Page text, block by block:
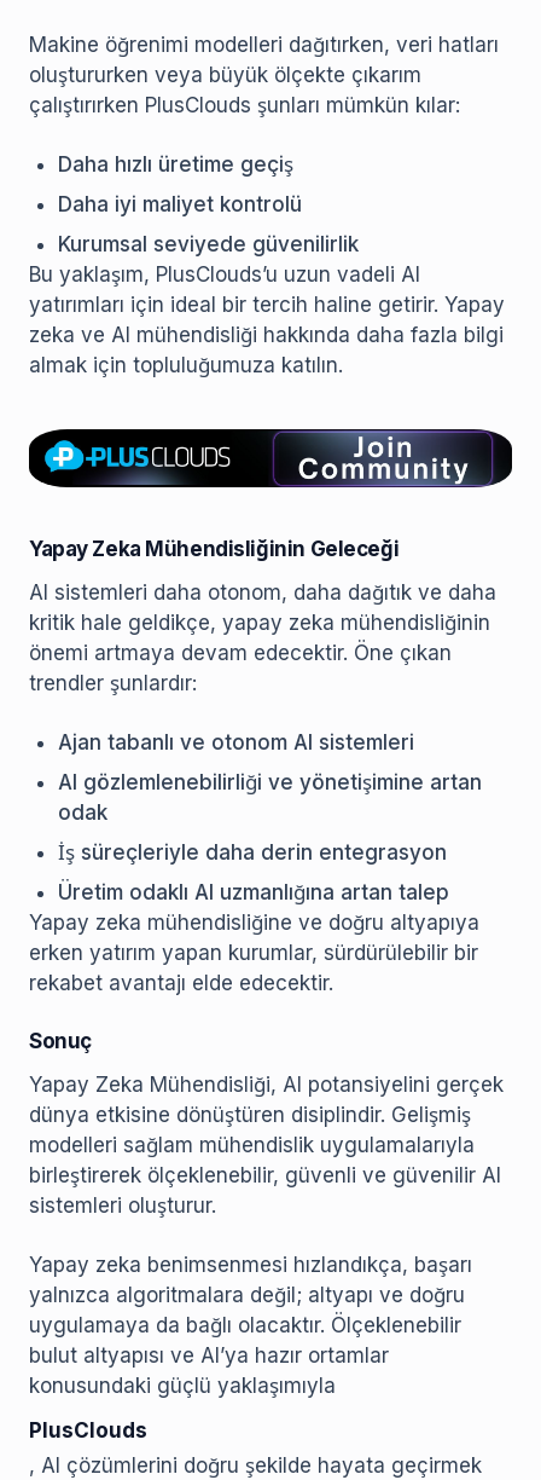
Makine öğrenimi modelleri dağıtırken, veri hatları
oluştururken veya büyük ölçekte çıkarım
çalıştırırken PlusClouds şunları mümkün kılar:
Daha hızlı üretime geçiş
Daha iyi maliyet kontrolü
Kurumsal seviyede güvenilirlik
Bu yaklaşım, PlusClouds’u uzun vadeli AI
yatırımları için ideal bir tercih haline getirir. Yapay
zeka ve AI mühendisliği hakkında daha fazla bilgi
almak için topluluğumuza katılın.
Yapay Zeka Mühendisliğinin Geleceği
AI sistemleri daha otonom, daha dağıtık ve daha
kritik hale geldikçe, yapay zeka mühendisliğinin
önemi artmaya devam edecektir. Öne çıkan
trendler şunlardır:
Ajan tabanlı ve otonom AI sistemleri
AI gözlemlenebilirliği ve yönetişimine artan
odak
İş süreçleriyle daha derin entegrasyon
Üretim odaklı AI uzmanlığına artan talep
Yapay zeka mühendisliğine ve doğru altyapıya
erken yatırım yapan kurumlar, sürdürülebilir bir
rekabet avantajı elde edecektir.
Sonuç
Yapay Zeka Mühendisliği, AI potansiyelini gerçek
dünya etkisine dönüştüren disiplindir. Gelişmiş
modelleri sağlam mühendislik uygulamalarıyla
birleştirerek ölçeklenebilir, güvenli ve güvenilir AI
sistemleri oluşturur.
Yapay zeka benimsenmesi hızlandıkça, başarı
yalnızca algoritmalara değil; altyapı ve doğru
uygulamaya da bağlı olacaktır. Ölçeklenebilir
bulut altyapısı ve AI’ya hazır ortamlar
konusundaki güçlü yaklaşımıyla
PlusClouds
, AI çözümlerini doğru şekilde hayata geçirmek